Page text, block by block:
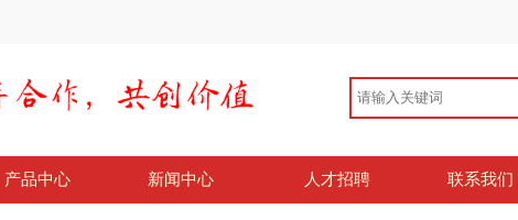
产品中心 新闻中心 人才招聘 联系我们